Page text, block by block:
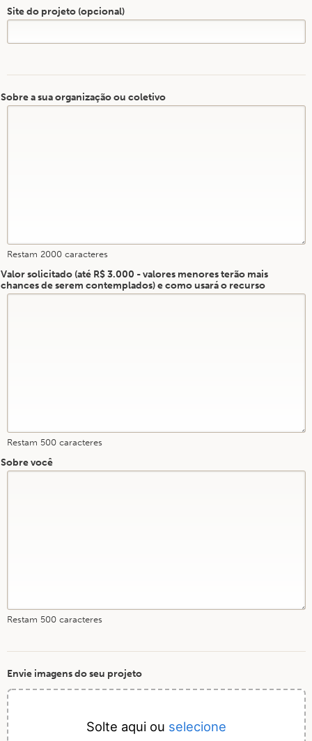
Site do projeto (opcional)
Sobre a sua organização ou coletivo
Restam 2000caracteres
Valor solicitado (até R$ 3.000 - valores menores terão mais
chances de serem contemplados) e como usará o recurso
Restam 500caracteres
Sobre você
Restam 500caracteres
Envie imagens do seu projeto
Solte aqui ou selecione